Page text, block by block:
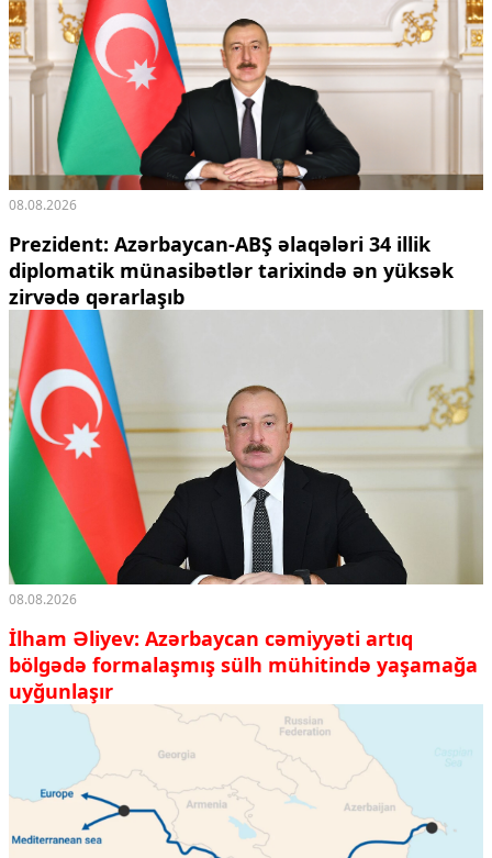
08.08.2026
Prezident: Azərbaycan-ABŞ əlaqələri 34 illik
diplomatik münasibətlər tarixində ən yüksək
zirvədə qərarlaşıb
08.08.2026
İlham Əliyev: Azərbaycan cəmiyyəti artıq
bölgədə formalaşmış sülh mühitində yaşamağa
uyğunlaşır